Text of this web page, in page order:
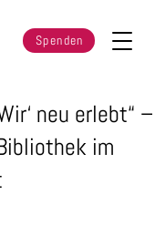
Spenden
neu erlebt“ –
im